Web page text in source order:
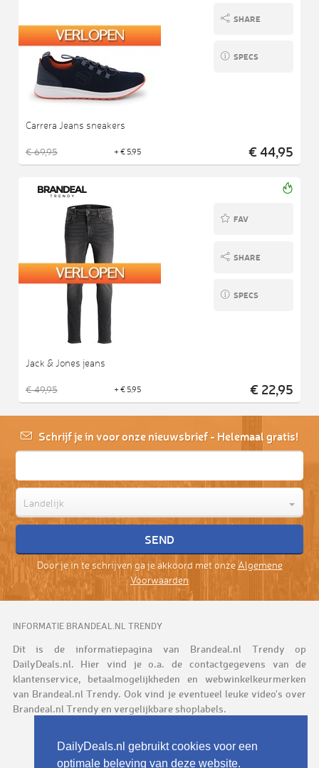
DailyDeals.nl gebruikt cookies voor een
optimale beleving van deze website.
SHARE
SPECS
Carrera Jeans sneakers
€ 69,95 + € 5,95 € 44,95
FAV
SHARE
SPECS
Jack & Jones jeans
€ 49,95 + € 5,95 € 22,95
Schrijf je in voor onze nieuwsbrief - Helemaal gratis!
Landelijk
Door je in te schrijven ga je akkoord met onze Algemene
Voorwaarden
INFORMATIE BRANDEAL.NL TRENDY
Dit is de informatiepagina van Brandeal.nl Trendy op
DailyDeals.nl. Hier vind je o.a. de contactgegevens van de
klantenservice, betaalmogelijkheden en webwinkelkeurmerken
van Brandeal.nl Trendy. Ook vind je eventueel leuke video's over
Brandeal.nl Trendy en vergelijkbare shoplabels.